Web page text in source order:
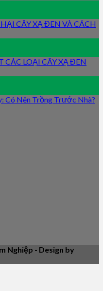
CÂY XẠ ĐEN VÀ CÁCH
LOẠI CÂY XẠ ĐEN
Có Nên Trồng Trước Nhà?
Nghiệp - Design by